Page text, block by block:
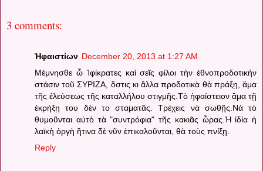
3 comments:
Ἠφαιστίων December 20, 2013 at 1:27 AM
Μέμνησθε ὦ Ἱφίκρατες καὶ σεῖς φίλοι τὴν ἐθνοπροδοτικήν
στάσιν τοῦ ΣΥΡΙΖΑ, ὃστις κι ἂλλα προδοτικὰ θὰ πράξῃ, ἂμα
τῆς ἐλεύσεως τῆς καταλλήλου στιγμῆς.Τὸ ἠφαίστειον ἂμα τῇ
ἐκρήξῃ του δὲν το σταματᾶς. Τρέχεις νὰ σωθῇς.Νὰ τὸ
θυμοῦνται αὐτὸ τὰ "συντρόφια" τῆς κακιᾶς ὧρας.Ἡ ἰδία ἡ
λαϊκὴ ὀργὴ ἣτινα δὲ νῦν ἐπικαλοῦνται, θὰ τοὺς πνίξῃ.
Reply